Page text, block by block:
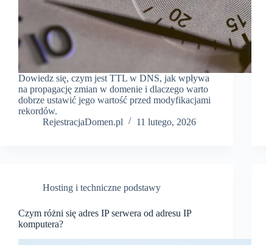
Dowiedz się, czym jest TTL w DNS, jak wpływa
na propagację zmian w domenie i dlaczego warto
dobrze ustawić jego wartość przed modyfikacjami
rekordów.
RejestracjaDomen.pl
11 lutego, 2026
Hosting i techniczne podstawy
Czym różni się adres IP serwera od adresu IP
komputera?